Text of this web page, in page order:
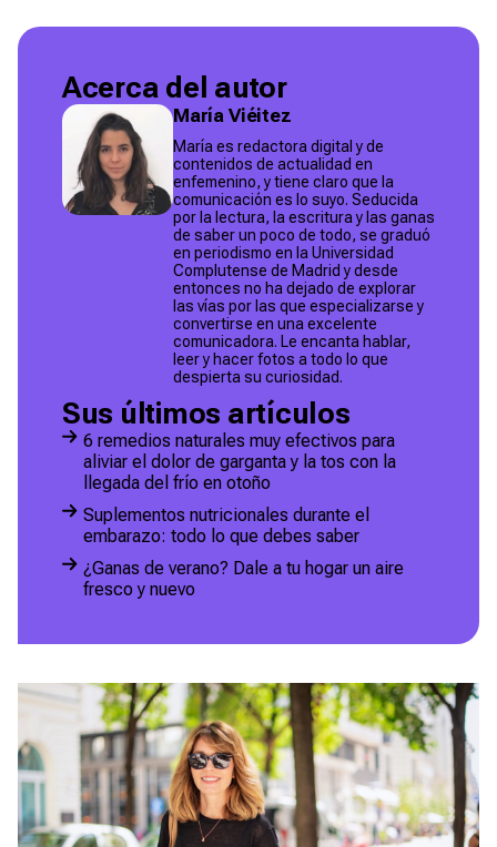
Acerca del autor
María Viéitez
María es redactora digital y de
contenidos de actualidad en
enfemenino, y tiene claro que la
comunicación es lo suyo. Seducida
por la lectura, la escritura y las ganas
de saber un poco de todo, se graduó
en periodismo en la Universidad
Complutense de Madrid y desde
entonces no ha dejado de explorar
las vías por las que especializarse y
convertirse en una excelente
comunicadora. Le encanta hablar,
leer y hacer fotos a todo lo que
despierta su curiosidad.
Sus últimos artículos
6 remedios naturales muy efectivos para
aliviar el dolor de garganta y la tos con la
llegada del frío en otoño
Suplementos nutricionales durante el
embarazo: todo lo que debes saber
¿Ganas de verano? Dale a tu hogar un aire
fresco y nuevo